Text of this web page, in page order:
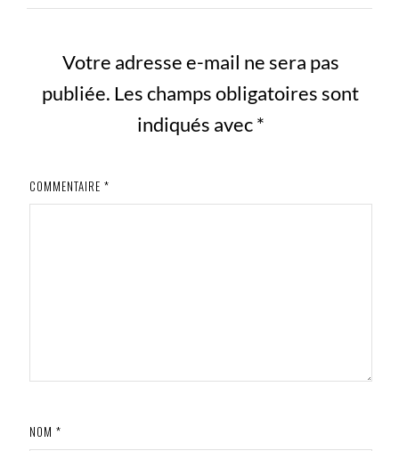
Votre adresse e-mail ne sera pas
publiée. Les champs obligatoires sont
indiqués avec*
COMMENTAIRE *
NOM *